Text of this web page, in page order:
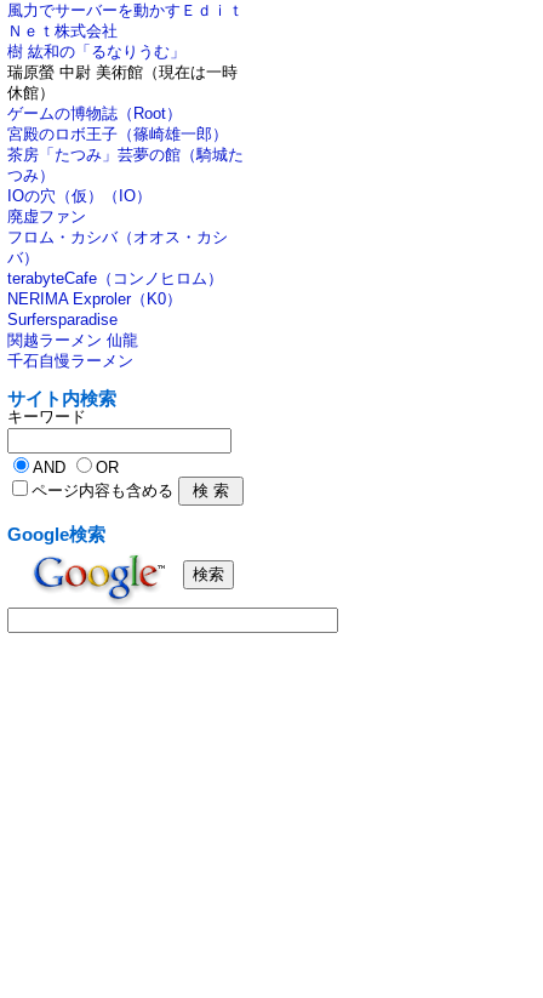
風力でサーバーを動かすＥｄｉｔ
Ｎｅｔ株式会社
樹 紘和の「るなりうむ」
瑞原螢 中尉 美術館（現在は一時
休館）
ゲームの博物誌（Root）
宮殿のロボ王子（篠崎雄一郎）
茶房「たつみ」芸夢の館（騎城た
つみ）
IOの穴（仮）（IO）
廃虚ファン
フロム・カシバ（オオス・カシ
バ）
terabyteCafe（コンノヒロム）
NERIMA Exproler（K0）
Surfersparadise
関越ラーメン 仙龍
千石自慢ラーメン
サイト内検索
キーワード
AND
OR
ページ内容も含める
Google検索